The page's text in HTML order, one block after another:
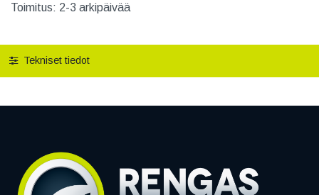
Toimitus: 2-3 arkipäivää
Tekniset tiedot